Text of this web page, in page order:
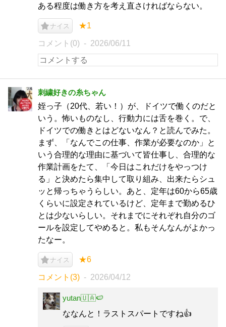
ある程度は働き方を考え直さければならない。
ナイス ★1
コメント(0) 2026/06/11
刺繍好きの糸ちゃん
姪っ子（20代、若い！）が、ドイツで働くのだと
いう。怖いものなし、行動力には舌を巻く。で、
ドイツでの働きとはどないなん？と読んでみた。
まず、「なんでこの仕事、作業が必要なのか」と
いう合理的な理由に基づいて皆仕事し、合理的な
作業計画をたて、「今日はこれだけをやっつけ
る」と決めたら集中して取り組み、出来たらシュ
ッと帰っちゃうらしい。あと、定年は60から65歳
くらいに設定されているけど、定年まで勤めるひ
とは少ないらしい。それまでにそれぞれ自分のゴ
ールを設定してやめると。私もそんなんがよかっ
たなー。
ナイス ★6
コメント(3) 2026/04/12
yutan🇺🇦🍉
ななんと！ラストスパートですね👍